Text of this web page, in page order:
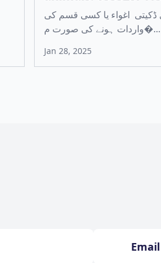
اغواء یا کسی قسم کی
واردات ہونے کی صورت م�...
Jan 28, 2025